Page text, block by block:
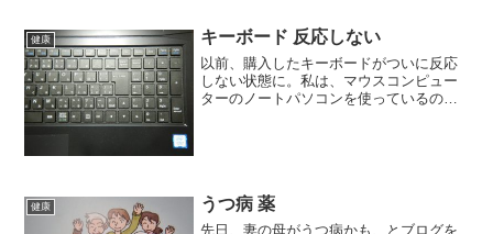
健康 キーボード 反応しない
以前、購入したキーボードがついに反応
しない状態に。私は、マウスコンピュー
ターのノートパソコンを使っているので
健康 うつ病 薬
先日、妻の母がうつ病かも、とブログを